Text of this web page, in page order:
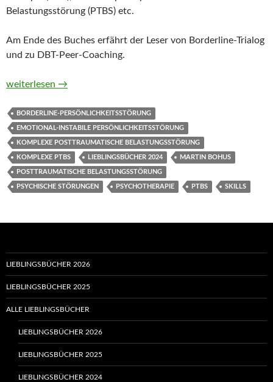
Belastungsstörung (PTBS) etc.
Am Ende des Buches erfährt der Leser von Borderline-Trialog
und zu DBT-Peer-Coaching.
DBT-Skillstraining. Das Patienten-Manual von Martin Bohus
weiterlesen →
BORDERLINE-PERSÖNLICHKEITSSTÖRUNG
EMOTIONAL-INSTABILE PERSÖNLICHKEITSSTÖRUNG
KOMPLEXE POSTTRAUMATISCHE BELASTUNGSSTÖRUNG
KOMPLEXE PTBS LIEBLINGSBÜCHER 2024 MARTIN BOHUS
POSTTRAUMATISCHE BELASTUNGSSTÖRUNG
PSYCHISCHE STÖRUNGEN PSYCHOTHERAPIE PTBS SKILLS
LIEBLINGSBÜCHER 2026
LIEBLINGSBÜCHER 2025
ALLE LIEBLINGSBÜCHER
LIEBLINGSBÜCHER 2026
LIEBLINGSBÜCHER 2025
LIEBLINGSBÜCHER 2024